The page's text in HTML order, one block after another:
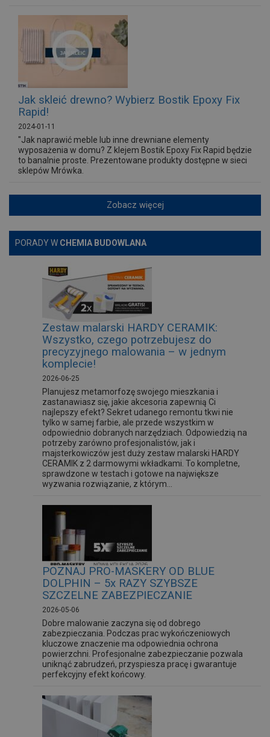
Jak skleić drewno? Wybierz Bostik Epoxy Fix
Rapid!
2024-01-11
"Jak naprawić meble lub inne drewniane elementy
wyposażenia w domu? Z klejem Bostik Epoxy Fix Rapid będzie
to banalnie proste. Prezentowane produkty dostępne w sieci
sklepów Mrówka.
Zobacz więcej
PORADY W CHEMIA BUDOWLANA
Zestaw malarski HARDY CERAMIK:
Wszystko, czego potrzebujesz do
precyzyjnego malowania – w jednym
komplecie!
2026-06-25
Planujesz metamorfozę swojego mieszkania i
zastanawiasz się, jakie akcesoria zapewnią Ci
najlepszy efekt? Sekret udanego remontu tkwi nie
tylko w samej farbie, ale przede wszystkim w
odpowiednio dobranych narzędziach. Odpowiedzią na
potrzeby zarówno profesjonalistów, jak i
majsterkowiczów jest duży zestaw malarski HARDY
CERAMIK z 2 darmowymi wkładkami. To kompletne,
sprawdzone w testach i gotowe na największe
wyzwania rozwiązanie, z którym...
POZNAJ PRO-MASKERY OD BLUE
DOLPHIN – 5x RAZY SZYBSZE
SZCZELNE ZABEZPIECZANIE
2026-05-06
Dobre malowanie zaczyna się od dobrego
zabezpieczania. Podczas prac wykończeniowych
kluczowe znaczenie ma odpowiednia ochrona
powierzchni. Profesjonalne zabezpieczanie pozwala
uniknąć zabrudzeń, przyspiesza pracę i gwarantuje
perfekcyjny efekt końcowy.